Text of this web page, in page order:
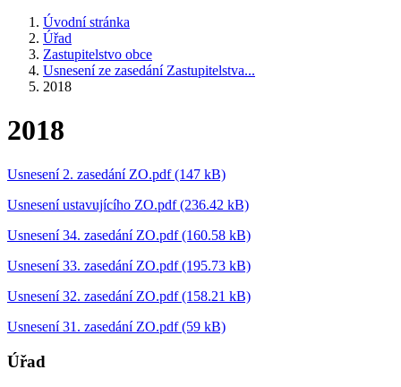
Úvodní stránka
Úřad
Zastupitelstvo obce
Usnesení ze zasedání Zastupitelstva...
2018
2018
Usnesení 2. zasedání ZO.pdf (147 kB)
Usnesení ustavujícího ZO.pdf (236.42 kB)
Usnesení 34. zasedání ZO.pdf (160.58 kB)
Usnesení 33. zasedání ZO.pdf (195.73 kB)
Usnesení 32. zasedání ZO.pdf (158.21 kB)
Usnesení 31. zasedání ZO.pdf (59 kB)
Úřad